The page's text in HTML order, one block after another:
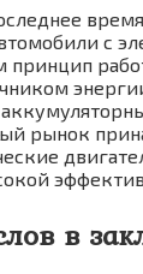
с
принцип
рынок
в